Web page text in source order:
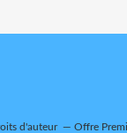
d'auteur Offre